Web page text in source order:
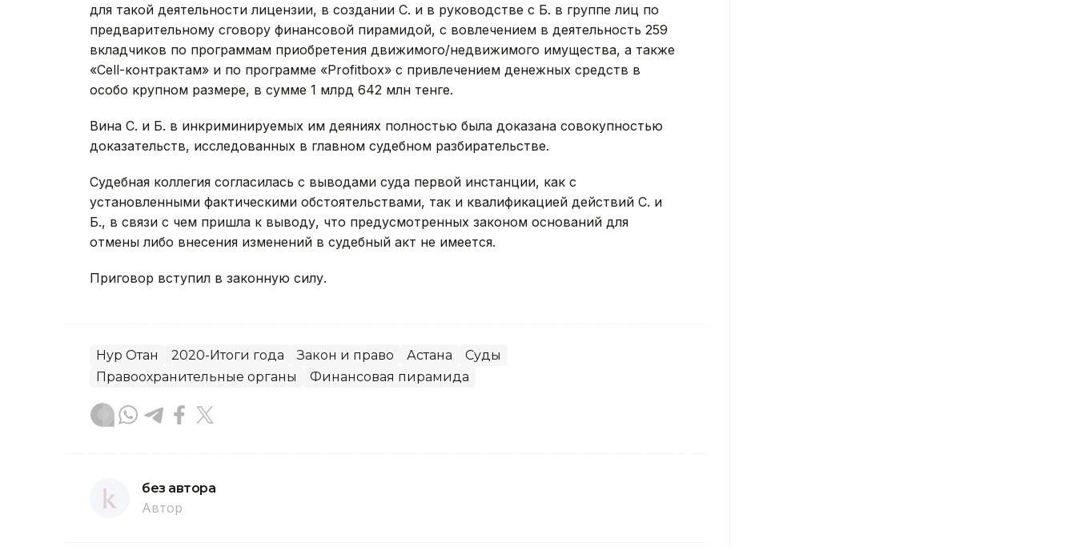
для такой деятельности лицензии, в создании С. и в руководстве с Б. в группе лиц по
предварительному сговору финансовой пирамидой, с вовлечением в деятельность 259
вкладчиков по программам приобретения движимого/недвижимого имущества, а также
«Cell-контрактам» и по программе «Profitbox» с привлечением денежных средств в
особо крупном размере, в сумме 1 млрд 642 млн тенге.
Вина С. и Б. в инкриминируемых им деяниях полностью была доказана совокупностью
доказательств, исследованных в главном судебном разбирательстве.
Судебная коллегия согласилась с выводами суда первой инстанции, как с
установленными фактическими обстоятельствами, так и квалификацией действий С. и
Б., в связи с чем пришла к выводу, что предусмотренных законом оснований для
отмены либо внесения изменений в судебный акт не имеется.
Приговор вступил в законную силу.
Нур Отан 2020-Итоги года Закон и право Астана
Суды
Правоохранительные органы
Финансовая пирамида
без автора
Автор